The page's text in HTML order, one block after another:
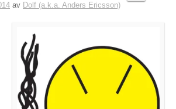
av Dolf (a.k.a. Anders Ericsson)